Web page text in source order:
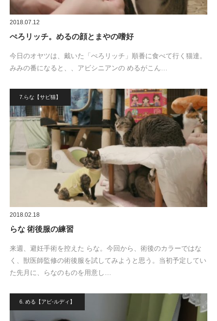
2018.07.12
ぺろリッチ。めるの顔とまやの嗜好
今日のオヤツは、戴いた「ぺろリッチ」順番に食べて行く猫達。
みみの番になると、、アビシニアンの めるがこん…
7.らな【サビ猫】
2018.02.18
らな 術後服の練習
来週、避妊手術を控えた らな。今回から、術後のカラーではな
く、獣医師監修の術後服を試してみようと思う。当初予定してい
た先月に、らなのものを用意し…
6. める【アビ-ルディ】